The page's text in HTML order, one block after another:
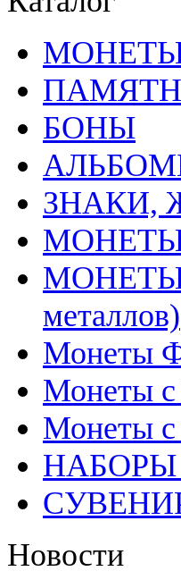
БОНЫ
ЗНАКИ,
МОНЕТЫ
МОНЕТЫ
металлов)
Монеты
Монеты с
Монеты с
НАБОРЫ
Новости